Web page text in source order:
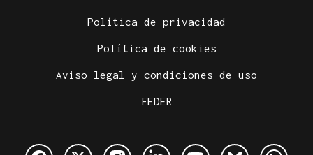
Política de privacidad
Política de cookies
Aviso legal y condiciones de uso
FEDER